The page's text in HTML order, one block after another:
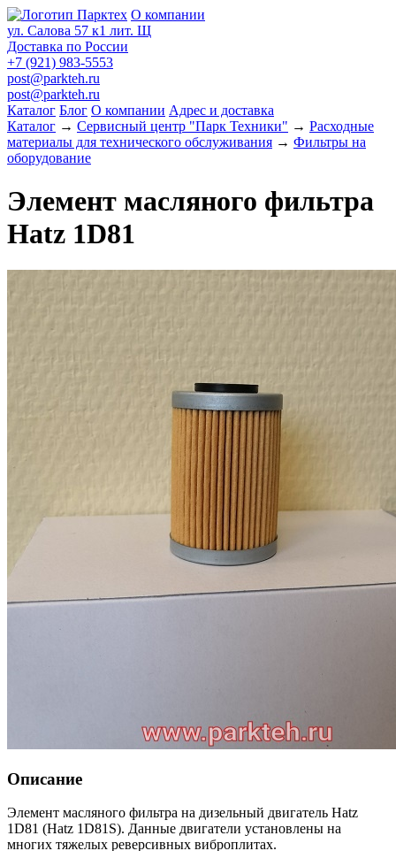
О компании
ул. Салова 57 к1 лит. Щ
Доставка по России
+7 (921) 983-5553
post@parkteh.ru
post@parkteh.ru
Каталог Блог О компании Адрес и доставка
Каталог → Сервисный центр "Парк Техники" → Расходные
материалы для технического обслуживания → Фильтры на
оборудование
Элемент масляного фильтра
Hatz 1D81
Описание
Элемент масляного фильтра на дизельный двигатель Hatz
1D81 (Hatz 1D81S). Данные двигатели установлены на
многих тяжелых реверсивных виброплитах.